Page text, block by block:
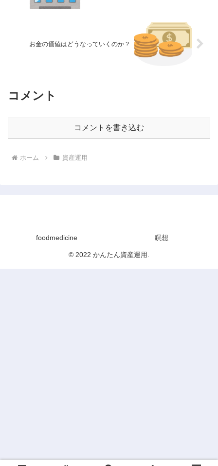
お金の価値はどうなっていくのか？
コメント
コメントを書き込む
ホーム 資産運用
foodmedicine 瞑想
© 2022 かんたん資産運用.